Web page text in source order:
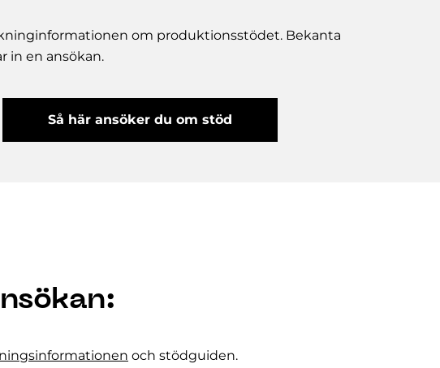
om produktionsstödet. Bekanta
in en ansökan.
Så här ansöker du om stöd
och stödguiden.